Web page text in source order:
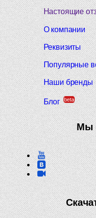
Настоящие
О компании
Реквизиты
Популярные
Наши бренды
Блог beta
Мы